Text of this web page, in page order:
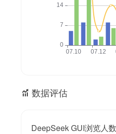
数据评估
DeepSeek GUI浏览人